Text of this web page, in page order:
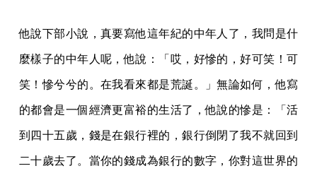
他說下部小說，真要寫他這年紀的中年人了，我問是什
麼樣子的中年人呢，他說：「哎，好慘的，好可笑！可
笑！慘兮兮的。在我看來都是荒誕。」無論如何，他寫
的都會是一個經濟更富裕的生活了，他說的慘是：「活
到四十五歲，錢是在銀行裡的，銀行倒閉了我不就回到
二十歲去了。當你的錢成為銀行的數字，你對這世界的